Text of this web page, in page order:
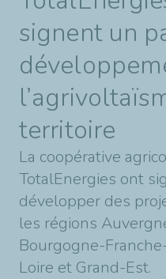
signent un
territoire
La coopérative
TotalEnergies ont
développer des
les régions
Bourgogne-
Loire et Grand-Est.